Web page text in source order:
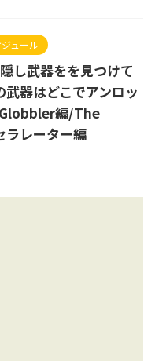
ュール
し武器をを見つけて
器はどこでアンロッ
編/The
レーター編